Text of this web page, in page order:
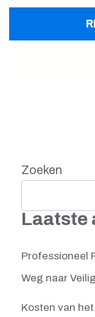
Zoeken
Laatste
Professioneel
Weg naar
Kosten van